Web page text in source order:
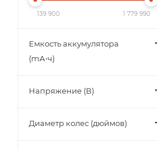
139 900 1 779 990
Емкость аккумулятора
(mА⋅ч)
Напряжение (В)
Диаметр колес (дюймов)